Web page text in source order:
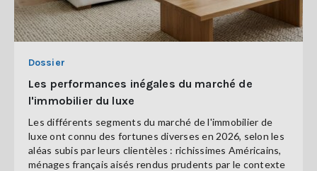
Dossier
Les performances inégales du marché de
l'immobilier du luxe
Les différents segments du marché de l'immobilier de
luxe ont connu des fortunes diverses en 2026, selon les
aléas subis par leurs clientèles : richissimes Américains,
ménages français aisés rendus prudents par le contexte